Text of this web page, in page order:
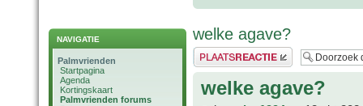
NAVIGATIE
Palmvrienden
Startpagina
Agenda
Kortingskaart
Palmvrienden forums
welke agave?
Plaats een reactie
welke agave?